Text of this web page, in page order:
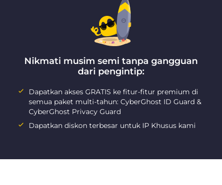
Nikmati musim semi tanpa gangguan
dari pengintip:
Dapatkan akses GRATIS ke fitur-fitur premium di
semua paket multi-tahun: CyberGhost ID Guard &
CyberGhost Privacy Guard
Dapatkan diskon terbesar untuk IP Khusus kami